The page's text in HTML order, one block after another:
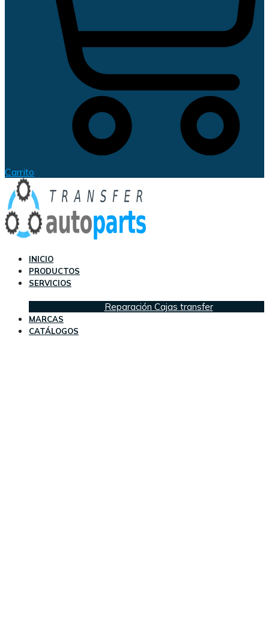
Carrito
INICIO
PRODUCTOS
SERVICIOS
Reparación Cajas transfer
MARCAS
CATÁLOGOS